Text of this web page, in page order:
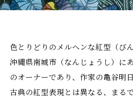
色とりどりのメルヘンな紅型（びん
沖縄県南城市（なんじょうし）に
のオーナーであり、作家の亀谷明
古典の紅型表現とは異なる、まる